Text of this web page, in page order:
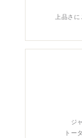
上品さに
ジ
トー